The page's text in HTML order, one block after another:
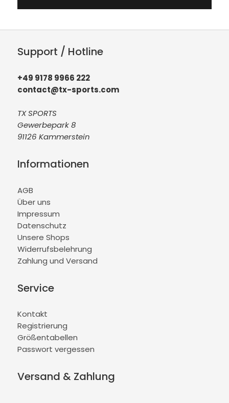
Support / Hotline
+49 9178 9966 222
contact@tx-sports.com
TX SPORTS
Gewerbepark 8
91126 Kammerstein
Informationen
AGB
Über uns
Impressum
Datenschutz
Unsere Shops
Widerrufsbelehrung
Zahlung und Versand
Service
Kontakt
Registrierung
Größentabellen
Passwort vergessen
Versand & Zahlung